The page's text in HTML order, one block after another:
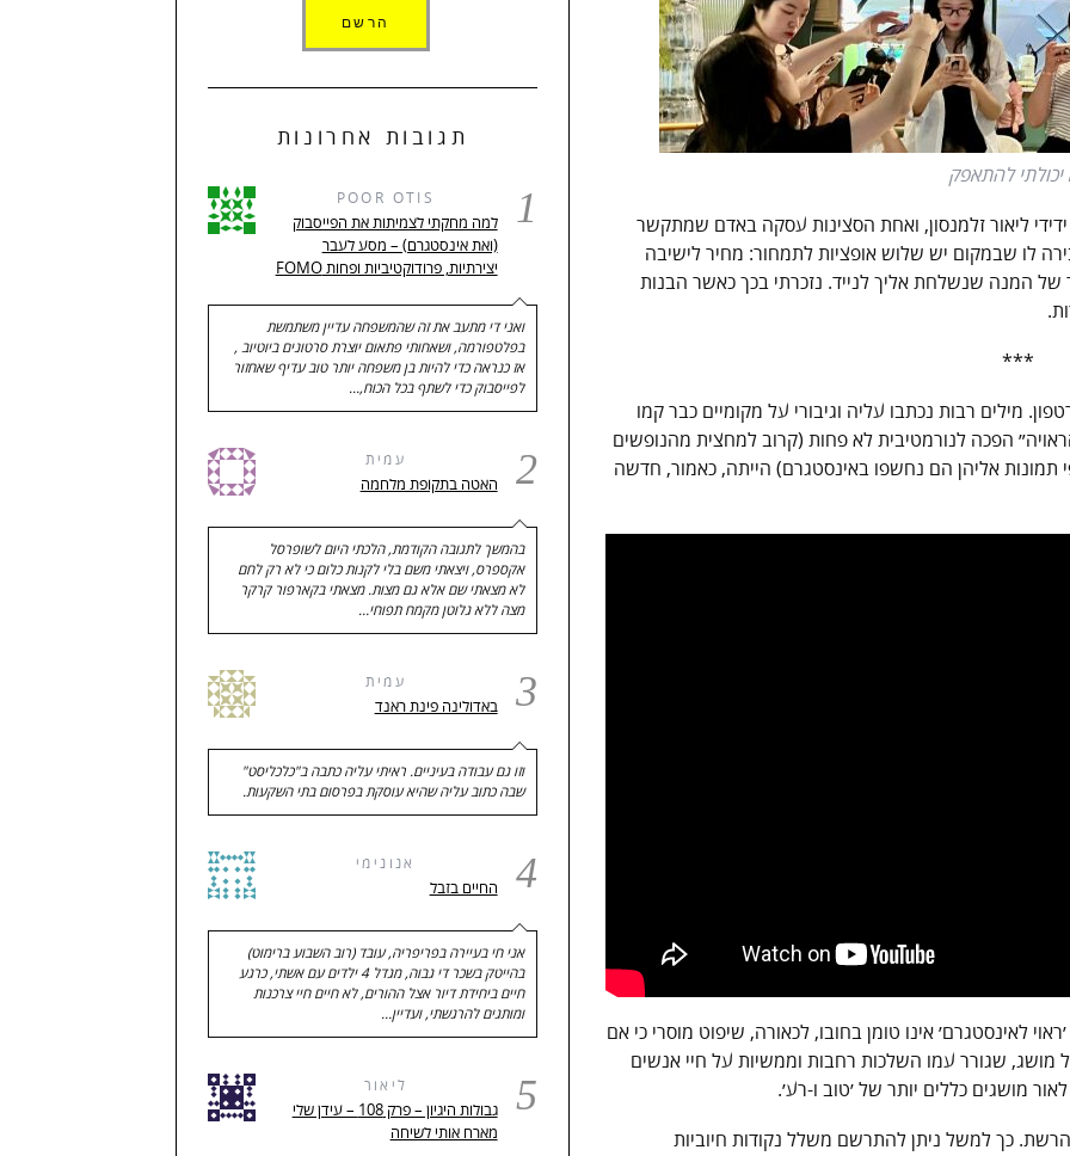
יכולתי להתאפק
ידידי ליאור זלמנסון, ואחת הסצינות עסקה באדם שמתקשר
לו שבמקום יש שלוש אופציות לתמחור: מחיר לישיבה
של המנה שנשלחת אליך לנייד. נזכרתי בכך כאשר הבנות
***
מילים רבות נכתבו עליה וגיבורי על מקומיים כבר קמו
הפכה לנורמטיבית לא פחות (קרוב למחצית מהנופשים
אליהן הם נחשפו באינסטגרם) הייתה, כאמור, חדשה
לאינסטגרם׳ אינו טומן בחובו, לכאורה, שיפוט מוסרי כי אם
מושג, שגורר עמו השלכות רחבות וממשיות על חיי אנשים
מושגים כללים יותר של ׳טוב ו-רע׳.
כך למשל ניתן להתרשם משלל נקודות חיוביות
תגובות אחרונות
1
POOR OTIS
למה מחקתי לצמיתות את הפייסבוק
(ואת אינסטגרם) – מסע לעבר
יצירתיות, פרודוקטיביות ופחות FOMO
ואני די מתעב את זה שהמשפחה עדיין משתמשת
בפלטפורמה, ושאחותי פתאום יוצרת סרטונים ביוטיוב ,
אז כנראה כדי להיות בן משפחה יותר טוב עדיף שאחזור
לפייסבוק כדי לשתף בכל הכוח,…
2 עמית
האטה בתקופת מלחמה
בהמשך לתגובה הקודמת, הלכתי היום לשופרסל
אקספרס, ויצאתי משם בלי לקנות כלום כי לא רק לחם
לא מצאתי שם אלא גם מצות. מצאתי בקארפור קרקר
מצה ללא גלוטן מקמח תפוחי…
3 עמית
באדולינה פינת ראנד
וזו גם עבודה בעיניים. ראיתי עליה כתבה ב"כלכליסט"
שבה כתוב עליה שהיא עוסקת בפרסום בתי השקעות.
4 אנונימי
החיים בזבל
אני חי בעיירה בפריפריה, עובד (רוב השבוע ברימוט)
בהייטק בשכר די גבוה, מגדל 4 ילדים עם אשתי, כרגע
חיים ביחידת דיור אצל ההורים, לא חיים חיי צרכנות
ומותגים להרגשתי, ועדיין…
5 ליאור
גבולות היגיון – פרק 108 – עידן שלי
מארח אותי לשיחה